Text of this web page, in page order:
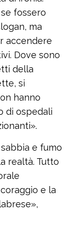
fossero
ma
accendere
Dove sono
della
si
hanno
di ospedali
e fumo
realtà. Tutto
e la